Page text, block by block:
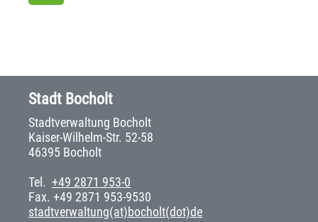
Stadt Bocholt
Stadtverwaltung Bocholt
Kaiser-Wilhelm-Str. 52-58
46395 Bocholt
Tel. +49 2871 953-0
Fax. +49 2871 953-9530
stadtverwaltung(at)bocholt(dot)de